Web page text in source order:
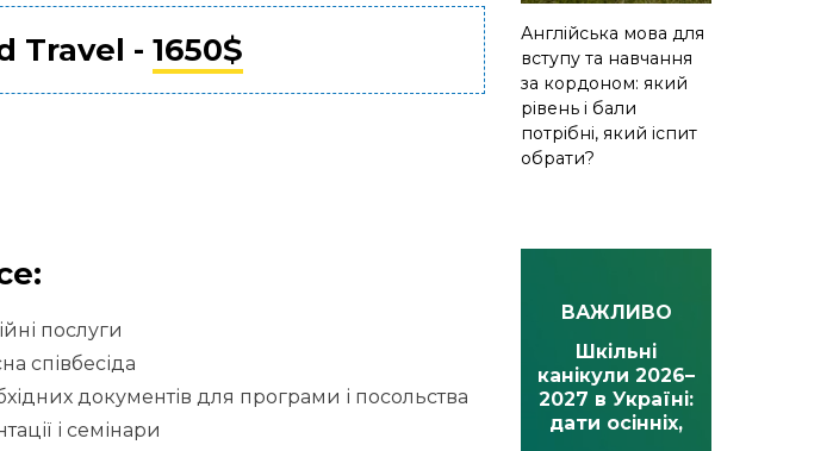
Travel - 1650$
послуги
співбесіда
документів для програми і посольства
і семінари
Англійська мова для
вступу та навчання
за кордоном: який
рівень і бали
потрібні, який іспит
обрати?
ВАЖЛИВО
Шкільні
канікули 2026–
2027 в Україні:
дати осінніх,